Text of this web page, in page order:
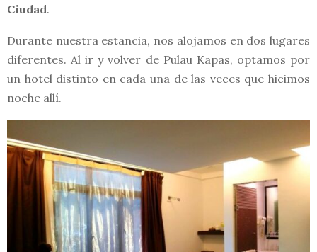
Ciudad.
Durante nuestra estancia, nos alojamos en dos lugares
diferentes. Al ir y volver de Pulau Kapas, optamos por
un hotel distinto en cada una de las veces que hicimos
noche allí.